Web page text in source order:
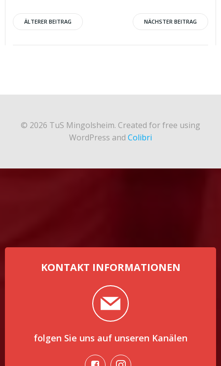
Post
navigation
ÄLTERER BEITRAG
Post
navigation
NÄCHSTER BEITRAG
© 2026 TuS Mingolsheim. Created for free using
WordPress and Colibri
KONTAKT INFORMATIONEN
folgen Sie uns auf unseren Kanälen